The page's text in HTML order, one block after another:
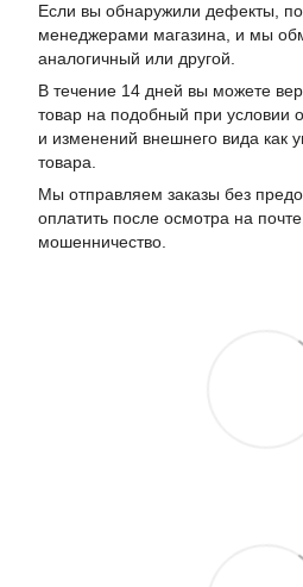
Если вы обнаружили дефекты,
менеджерами магазина, и мы
аналогичный или другой.
В течение 14 дней вы можете
товар на подобный при условии
и изменений внешнего вида как
товара.
Мы отправляем заказы без
оплатить после осмотра на
мошенничество.